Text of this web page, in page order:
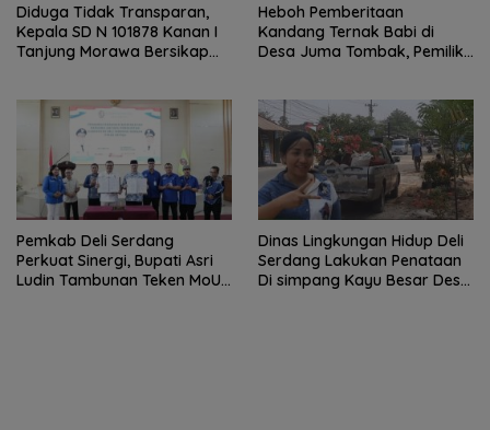
Diduga Tidak Transparan,
Kepala SD N 101878 Kanan I
Tanjung Morawa Bersikap
Heboh Pemberitaan
Kandang Ternak Babi di
Desa Juma Tombak, Pemilik
Pemkab Deli Serdang
Perkuat Sinergi, Bupati Asri
Ludin Tambunan Teken MoU
Dinas Lingkungan Hidup Deli
Serdang Lakukan Penataan
Di simpang Kayu Besar Desa